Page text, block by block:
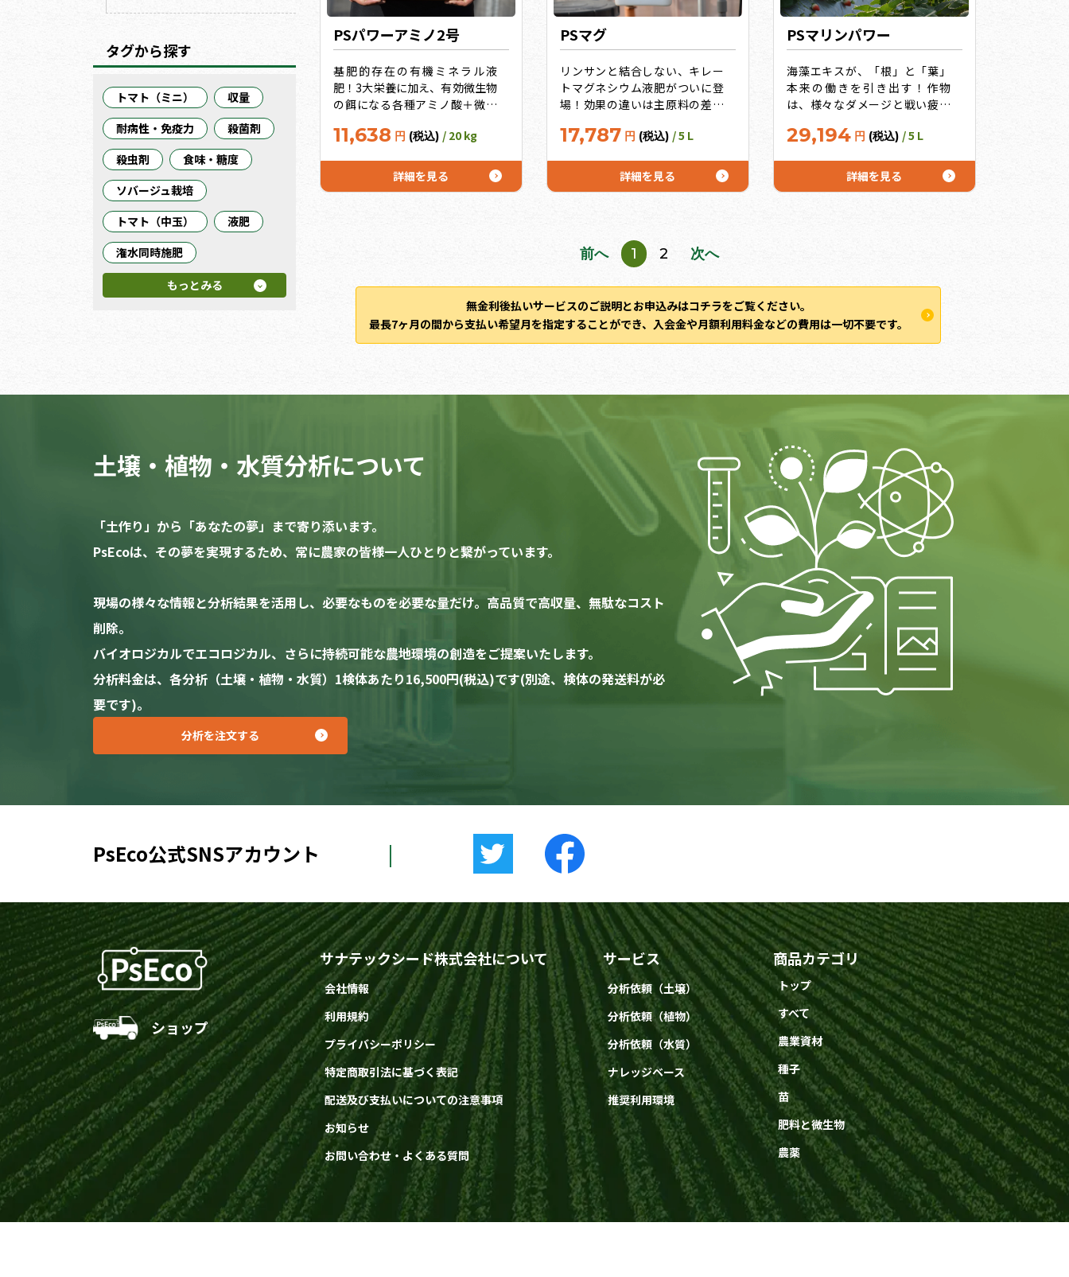
タグから探す
トマト（ミニ）
収量
耐病性・免疫力
殺菌剤
殺虫剤
食味・糖度
ソバージュ栽培
トマト（中玉）
液肥
潅水同時施肥
もっとみる
PSパワーアミノ2号
基肥的存在の有機ミネラル液
肥！3大栄養に加え、有効微生物
の餌になる各種アミノ酸＋微量
土を育て、作物を育てます！
い」スグレモノ！ 10缶セットで
11,638 円 (税込) / 20 kg
詳細を見る
PSマグ
リンサンと結合しない、キレー
トマグネシウム液肥がついに登
場！効果の違いは主原料の差！
シウム。いつまでも色つやと照
を作るマグネシウムは光合成の
源です。うれしいお徳用サイズ
17,787 円 (税込) / 5 L
詳細を見る
PSマリンパワー
海藻エキスが、「根」と「葉」
本来の働きを引き出す！作物
は、様々なダメージと戦い疲れ
日照不足・多雨・連作土壌・成
と光合成を行う「葉」の働きを
高める、収量・品質アップの限
29,194 円 (税込) / 5 L
詳細を見る
前へ 1 2 次へ
無金利後払いサービスのご説明とお申込みはコチラをご覧ください。
最長7ヶ月の間から支払い希望月を指定することができ、入会金や月額利用料金などの費用は一切不要です。
土壌・植物・水質分析について
「土作り」から「あなたの夢」まで寄り添います。
PsEcoは、その夢を実現するため、常に農家の皆様一人ひとりと繋がっています。
現場の様々な情報と分析結果を活用し、必要なものを必要な量だけ。高品質で高収量、無駄なコスト
削除。
バイオロジカルでエコロジカル、さらに持続可能な農地環境の創造をご提案いたします。
分析料金は、各分析（土壌・植物・水質）1検体あたり16,500円(税込)です(別途、検体の発送料が必
要です)。
分析を注文する
PsEco公式SNSアカウント |
ショップ
サナテックシード株式会社について
会社情報
利用規約
プライバシーポリシー
特定商取引法に基づく表記
配送及び支払いについての注意事項
お知らせ
お問い合わせ・よくある質問
サービス
分析依頼（土壌）
分析依頼（植物）
分析依頼（水質）
ナレッジベース
推奨利用環境
商品カテゴリ
トップ
すべて
農業資材
種子
苗
肥料と微生物
農薬